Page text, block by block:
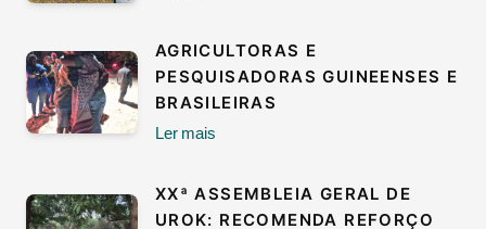
AGRICULTORAS E
PESQUISADORAS GUINEENSES E
BRASILEIRAS
Ler mais
XXª ASSEMBLEIA GERAL DE
UROK: RECOMENDA REFORÇO